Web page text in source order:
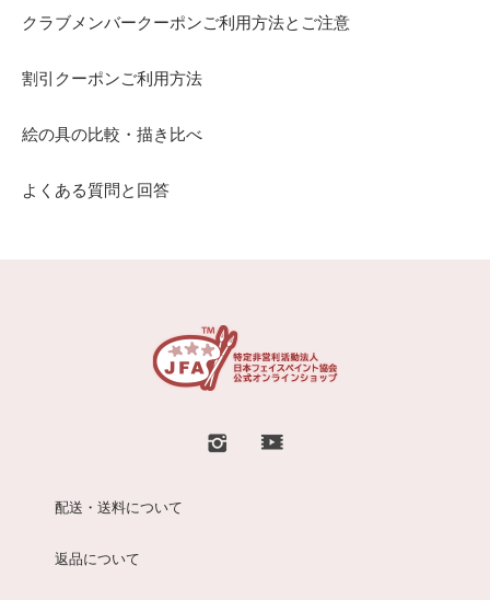
クラブメンバークーポンご利用方法とご注意
割引クーポンご利用方法
絵の具の比較・描き比べ
よくある質問と回答
配送・送料について
返品について